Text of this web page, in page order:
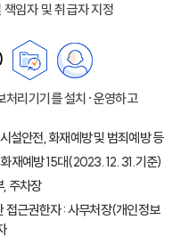
임자 및 취급자 지정
처리기기를 설치·운영하고
설안전, 화재예방 및 범죄예방 등
재예방 15대(2023. 12. 31.기준)
, 주차장
접근권한자 : 사무처장(개인정보